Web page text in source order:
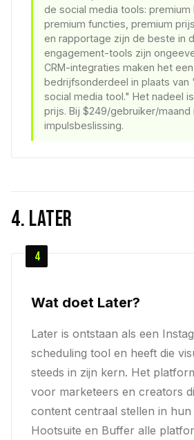
de social media tools: premium
premium functies, premium
en rapportage zijn de beste in
engagement-tools zijn
CRM-integraties maken het
bedrijfsonderdeel in plaats van
social media tool." Het nadeel
prijs. Bij $249/gebruiker/maand
impulsbeslissing.
4. Later
4
Wat doet Later?
Later is ontstaan als een
scheduling tool en heeft die
steeds in zijn kern. Het
voor marketeers en creators
content centraal stellen in hun
Hootsuite en Buffer alle